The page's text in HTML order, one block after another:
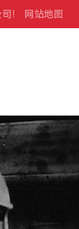
！ 网站地图